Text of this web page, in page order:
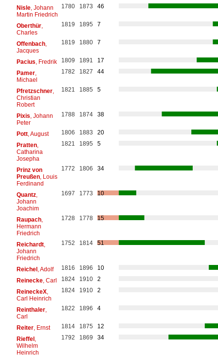
Nisle, Johann
Martin Friedrich
1780 1873 46
Oberthür,
Charles
1819 1895 7
Offenbach,
Jacques
1819 1880 7
Pacius , Fredrik 1809 1891
17
Pamer,
Michael
1782 1827 44
Pfretzschner,
Christian
Robert
1821 1885 5
Pixis , Johann
Peter
1788 1874 38
Pott, August 1806 1883
20
Pratten,
Catharina
Josepha
1821 1895 5
Prinz von
Preußen, Louis
Ferdinand
1772 1806 34
Quantz,
Johann
Joachim
1697 1773 10
Raupach,
Hermann
Friedrich
1728 1778 15
Reichardt,
Johann
Friedrich
1752 1814 51
Reichel, Adolf 1816 1896
10
Reinecke, Carl 1824 1910
2
ReineckeX,
Carl Heinrich
1824 1910 2
Reinthaler,
Carl
1822 1896 4
Reiter, Ernst 1814 1875
12
Rieffel,
Wilhelm
Heinrich
1792 1869 34